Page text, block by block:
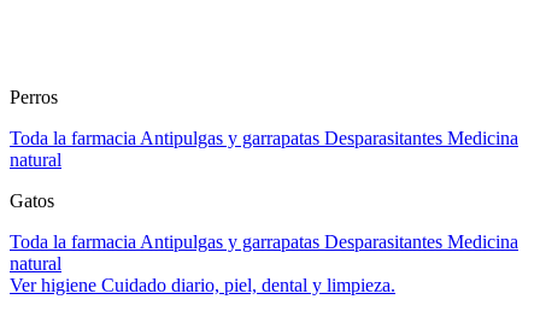
Perros
Toda la farmacia Antipulgas y garrapatas Desparasitantes Medicina
natural
Gatos
Toda la farmacia Antipulgas y garrapatas Desparasitantes Medicina
natural
Ver higiene Cuidado diario, piel, dental y limpieza.